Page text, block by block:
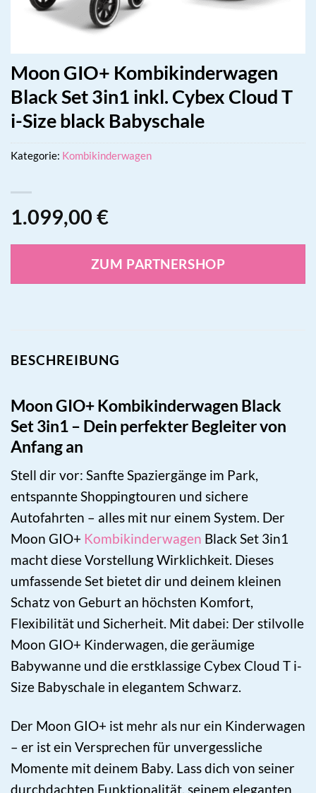
Moon GIO+ Kombikinderwagen
Black Set 3in1 inkl. Cybex Cloud T
i-Size black Babyschale
1.099,00 €
ZUM PARTNERSHOP
Kategorie: Kombikinderwagen
BESCHREIBUNG
Moon GIO+ Kombikinderwagen Black
Set 3in1 – Dein perfekter Begleiter von
Anfang an
Stell dir vor: Sanfte Spaziergänge im Park,
entspannte Shoppingtouren und sichere
Autofahrten – alles mit nur einem System. Der
Moon GIO+ Kombikinderwagen Black Set 3in1
macht diese Vorstellung Wirklichkeit. Dieses
umfassende Set bietet dir und deinem kleinen
Schatz von Geburt an höchsten Komfort,
Flexibilität und Sicherheit. Mit dabei: Der stilvolle
Moon GIO+ Kinderwagen, die geräumige
Babywanne und die erstklassige Cybex Cloud T i-
Size Babyschale in elegantem Schwarz.
Der Moon GIO+ ist mehr als nur ein Kinderwagen
– er ist ein Versprechen für unvergessliche
Momente mit deinem Baby. Lass dich von seiner
durchdachten Funktionalität, seinem eleganten